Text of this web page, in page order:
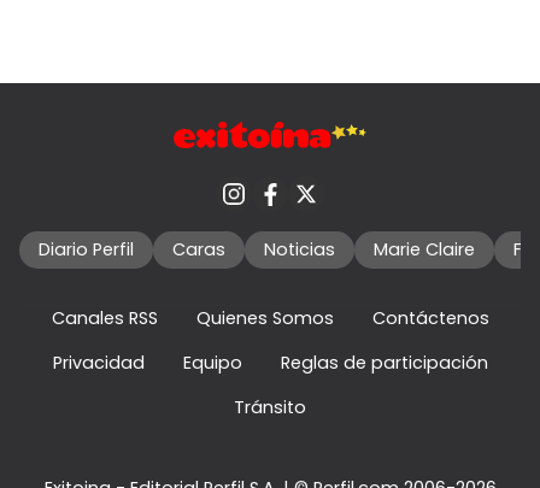
Diario Perfil Caras Noticias Marie Claire
Canales RSS Quienes Somos
Contáctenos
Privacidad
Equipo
Reglas de participación
Tránsito